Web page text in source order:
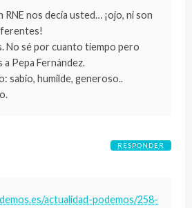
RNE nos decía usted… ¡ojo, ni son
No sé por cuanto tiempo pero
Pepa Fernández.
sabio, humilde, generoso..
actualidad-podemos/258-
RESPONDER